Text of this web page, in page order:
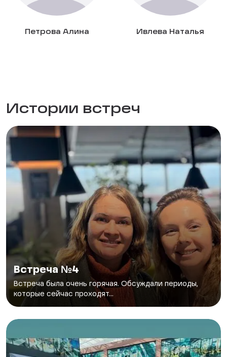
Петрова Алина Ивлева Наталья
Истории встреч
Встреча №4
Встреча была очень горячая. Обсуждали периоды,
которые сейчас проходят...